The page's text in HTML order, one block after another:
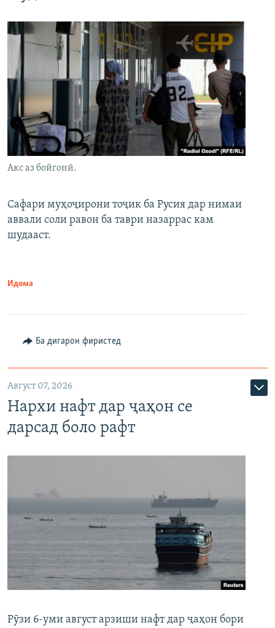
Акс аз бойгонӣ.
Сафари муҳоҷирони тоҷик ба Русия дар нимаи
аввали соли равон ба таври назаррас кам
шудааст.
Идома
Ба дигарон фиристед
Август 07, 2026
Нархи нафт дар ҷаҳон се
дарсад боло рафт
Рӯзи 6-уми август арзиши нафт дар ҷаҳон бори